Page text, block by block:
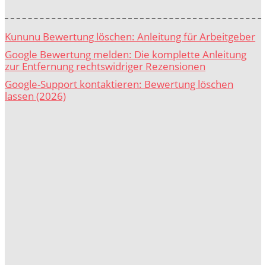
Kununu Bewertung löschen: Anleitung für Arbeitgeber
Google Bewertung melden: Die komplette Anleitung
zur Entfernung rechtswidriger Rezensionen
Google-Support kontaktieren: Bewertung löschen
lassen (2026)